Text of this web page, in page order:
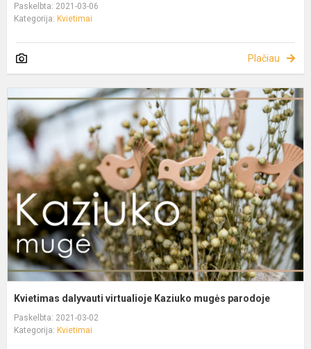
Paskelbta: 2021-03-06
Kategorija: Kvietimai
Plačiau
Kvietimas dalyvauti virtualioje Kaziuko mugės parodoje
Paskelbta: 2021-03-02
Kategorija: Kvietimai